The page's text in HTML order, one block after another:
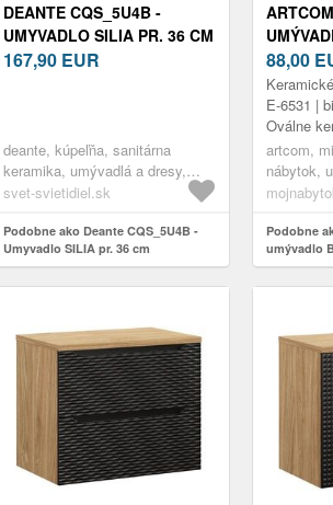
DEANTE CQS_5U4B -
UMYVADLO SILIA PR. 36 CM
GRANIT/BÉŽOVÁ NA DESKU
167,90 EUR
deante, kúpeľňa, sanitárna
keramika, umývadlá a dresy,
umývadlá na dosku
svet-svietidiel.sk
Podobne ako Deante CQS_5U4B -
Umyvadlo SILIA pr. 36 cm
granit/béžová na desku CQS_5U4B
6531 |
CM
88,00
E-6531 |
Oválne
BEYOND
prevedení
kombi...
artcom,
nábytok,
Podobne
umývadlo
lesk 56 x